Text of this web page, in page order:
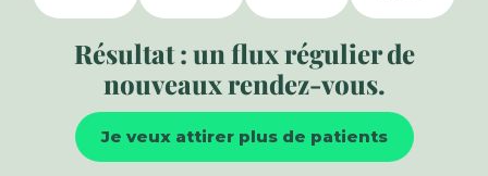
Résultat : un flux régulier de
nouveaux rendez-vous.
Je veux attirer plus de patients